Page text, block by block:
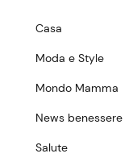
Casa
Moda e Style
Mondo Mamma
News benessere
Salute